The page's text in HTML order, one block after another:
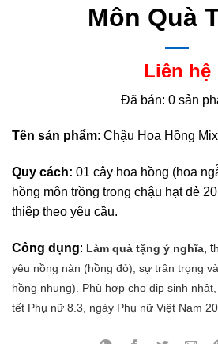
Môn Quà
Liên hệ
Đã bán: 0 sản
Tên sản phẩm: Chậu Hoa Hồng
Quy cách: 01 cây hoa hồng (hoa
hồng môn trồng trong chậu hạt dẻ
thiệp theo yêu cầu.
Công dụng: Làm quà tặng ý nghĩa, t
yêu nồng nàn (hồng đỏ), sự trân trọng
hồng nhung). Phù hợp cho dịp sinh
tết Phụ nữ 8.3, ngày Phụ nữ Việt Nam